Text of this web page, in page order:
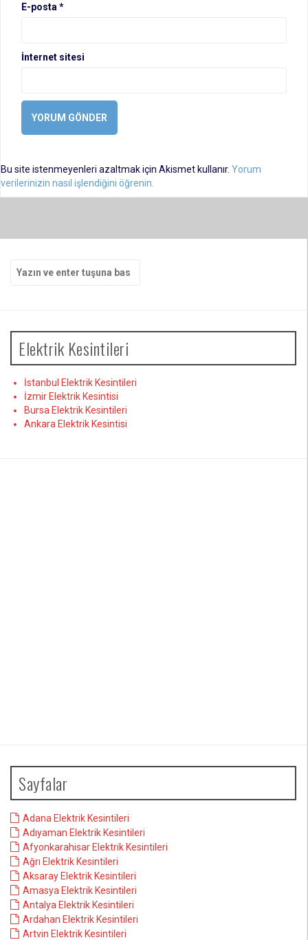
E-posta *
İnternet sitesi
Bu site istenmeyenleri azaltmak için Akismet kullanır. Yorum
verilerinizin nasıl işlendiğini öğrenin.
yap:
Elektrik Kesintileri
İstanbul Elektrik Kesintileri
İzmir Elektrik Kesintisi
Bursa Elektrik Kesintileri
Ankara Elektrik Kesintisi
Sayfalar
Adana Elektrik Kesintileri
Adıyaman Elektrik Kesintileri
Afyonkarahisar Elektrik Kesintileri
Ağrı Elektrik Kesintileri
Aksaray Elektrik Kesintileri
Amasya Elektrik Kesintileri
Antalya Elektrik Kesintileri
Ardahan Elektrik Kesintileri
Artvin Elektrik Kesintileri